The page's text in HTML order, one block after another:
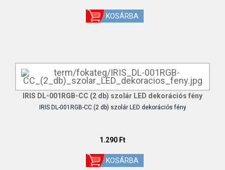
IRIS DL-001RGB-CC (2 db) szolár LED dekorációs fény
IRIS DL-001RGB-CC (2 db) szolár LED dekorációs fény
1.290 Ft